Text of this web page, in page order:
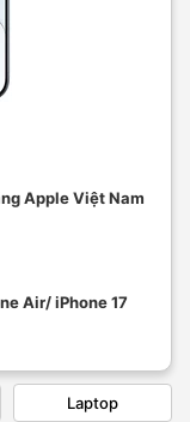
Apple Việt Nam
Air/ iPhone 17
Laptop